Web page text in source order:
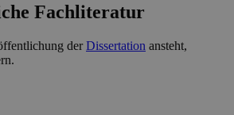
Fachliteratur
derDissertation ansteht,